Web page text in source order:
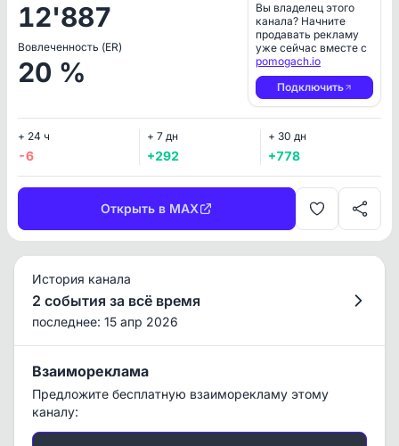
12'887
Вовлеченность (ER)
20 %
Вы владелец этого
канала? Начните
продавать рекламу
уже сейчас вместе с
pomogach.io
Подключить
+ 24 ч
-6
+ 7 дн
+292
+ 30 дн
+778
Открыть в MAX
История канала
2 события за всё время
последнее: 15 апр 2026
Взаимореклама
Предложите бесплатную взаиморекламу этому
каналу: